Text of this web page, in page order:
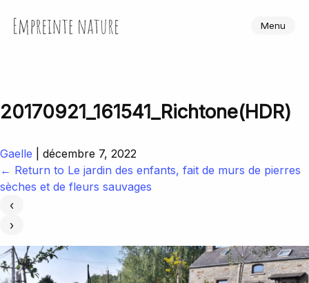
Empreinte Nature Menu
20170921_161541_Richtone(HDR)
Gaelle
décembre 7, 2022
← Return to Le jardin des enfants, fait de murs de pierres
sèches et de fleurs sauvages
‹
›